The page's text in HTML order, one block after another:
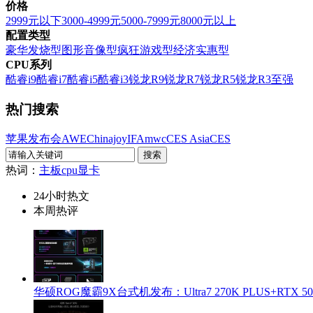
价格
2999元以下3000-4999元5000-7999元8000元以上
配置类型
豪华发烧型图形音像型疯狂游戏型经济实惠型
CPU系列
酷睿i9酷睿i7酷睿i5酷睿i3锐龙R9锐龙R7锐龙R5锐龙R3至强
热门搜索
苹果发布会AWEChinajoyIFAmwcCES AsiaCES
热词： 主板cpu显卡
24小时热文
本周热评
华硕ROG魔霸9X台式机发布：Ultra7 270K PLUS+RTX